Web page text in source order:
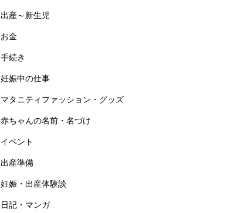
出産～新生児
お金
手続き
妊娠中の仕事
マタニティファッション・グッズ
赤ちゃんの名前・名づけ
イベント
出産準備
妊娠・出産体験談
日記・マンガ